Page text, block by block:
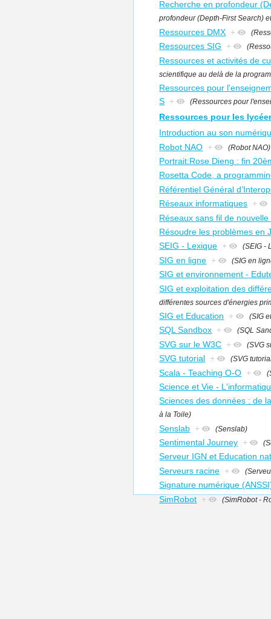
Recherche en profondeur
profondeur (Depth-First Search)
Ressources DMX +
Ressources SIG +
Ressources et activités de
scientifique au delà de la
Ressources pour
S + (Ressources pour
Ressources pour les
Introduction au son
Robot NAO + (Robot NAO)
Portrait:Rose Dieng : fin
Rosetta Code, a
Référentiel Général
Réseaux informatiques +
Réseaux sans fil de
Résoudre les problèmes en
SEIG - Lexique + (SEIG -
SIG en ligne + (SIG en
SIG et environnement -
SIG et exploitation des
différentes sources d'énergies
SIG et Education + (SIG
SQL Sandbox + (SQL
SVG sur le W3C + (SVG
SVG tutorial + (SVG
Scala - Teaching O-O +
Science et Vie -
Sciences des données : de
à la Toile)
Senslab + (Senslab)
Sentimental Journey +
Serveur IGN et Education
Serveurs racine +
Signature numérique
SimRobot + (SimRobot -